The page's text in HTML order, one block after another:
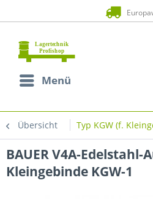
Menü
Übersicht Typ KGW (f.
BAUER V4A-
Kleingebinde KGW-1